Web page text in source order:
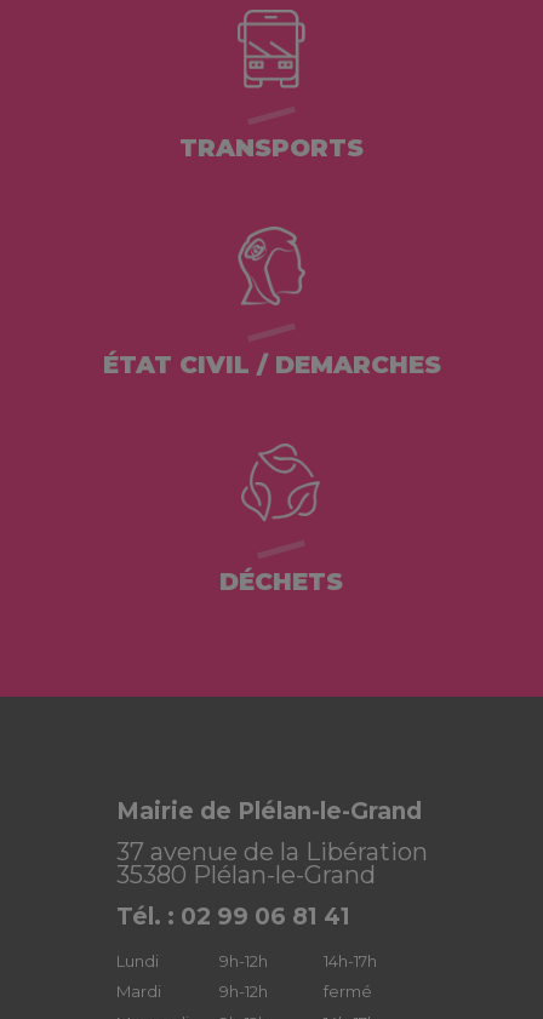
TRANSPORTS
ÉTAT CIVIL / DEMARCHES
DÉCHETS
Mairie de Plélan-le-Grand
37 avenue de la Libération
35380 Plélan-le-Grand
Tél. : 02 99 06 81 41
Lundi 9h-12h
14h-17h
Mardi
9h-12h
fermé